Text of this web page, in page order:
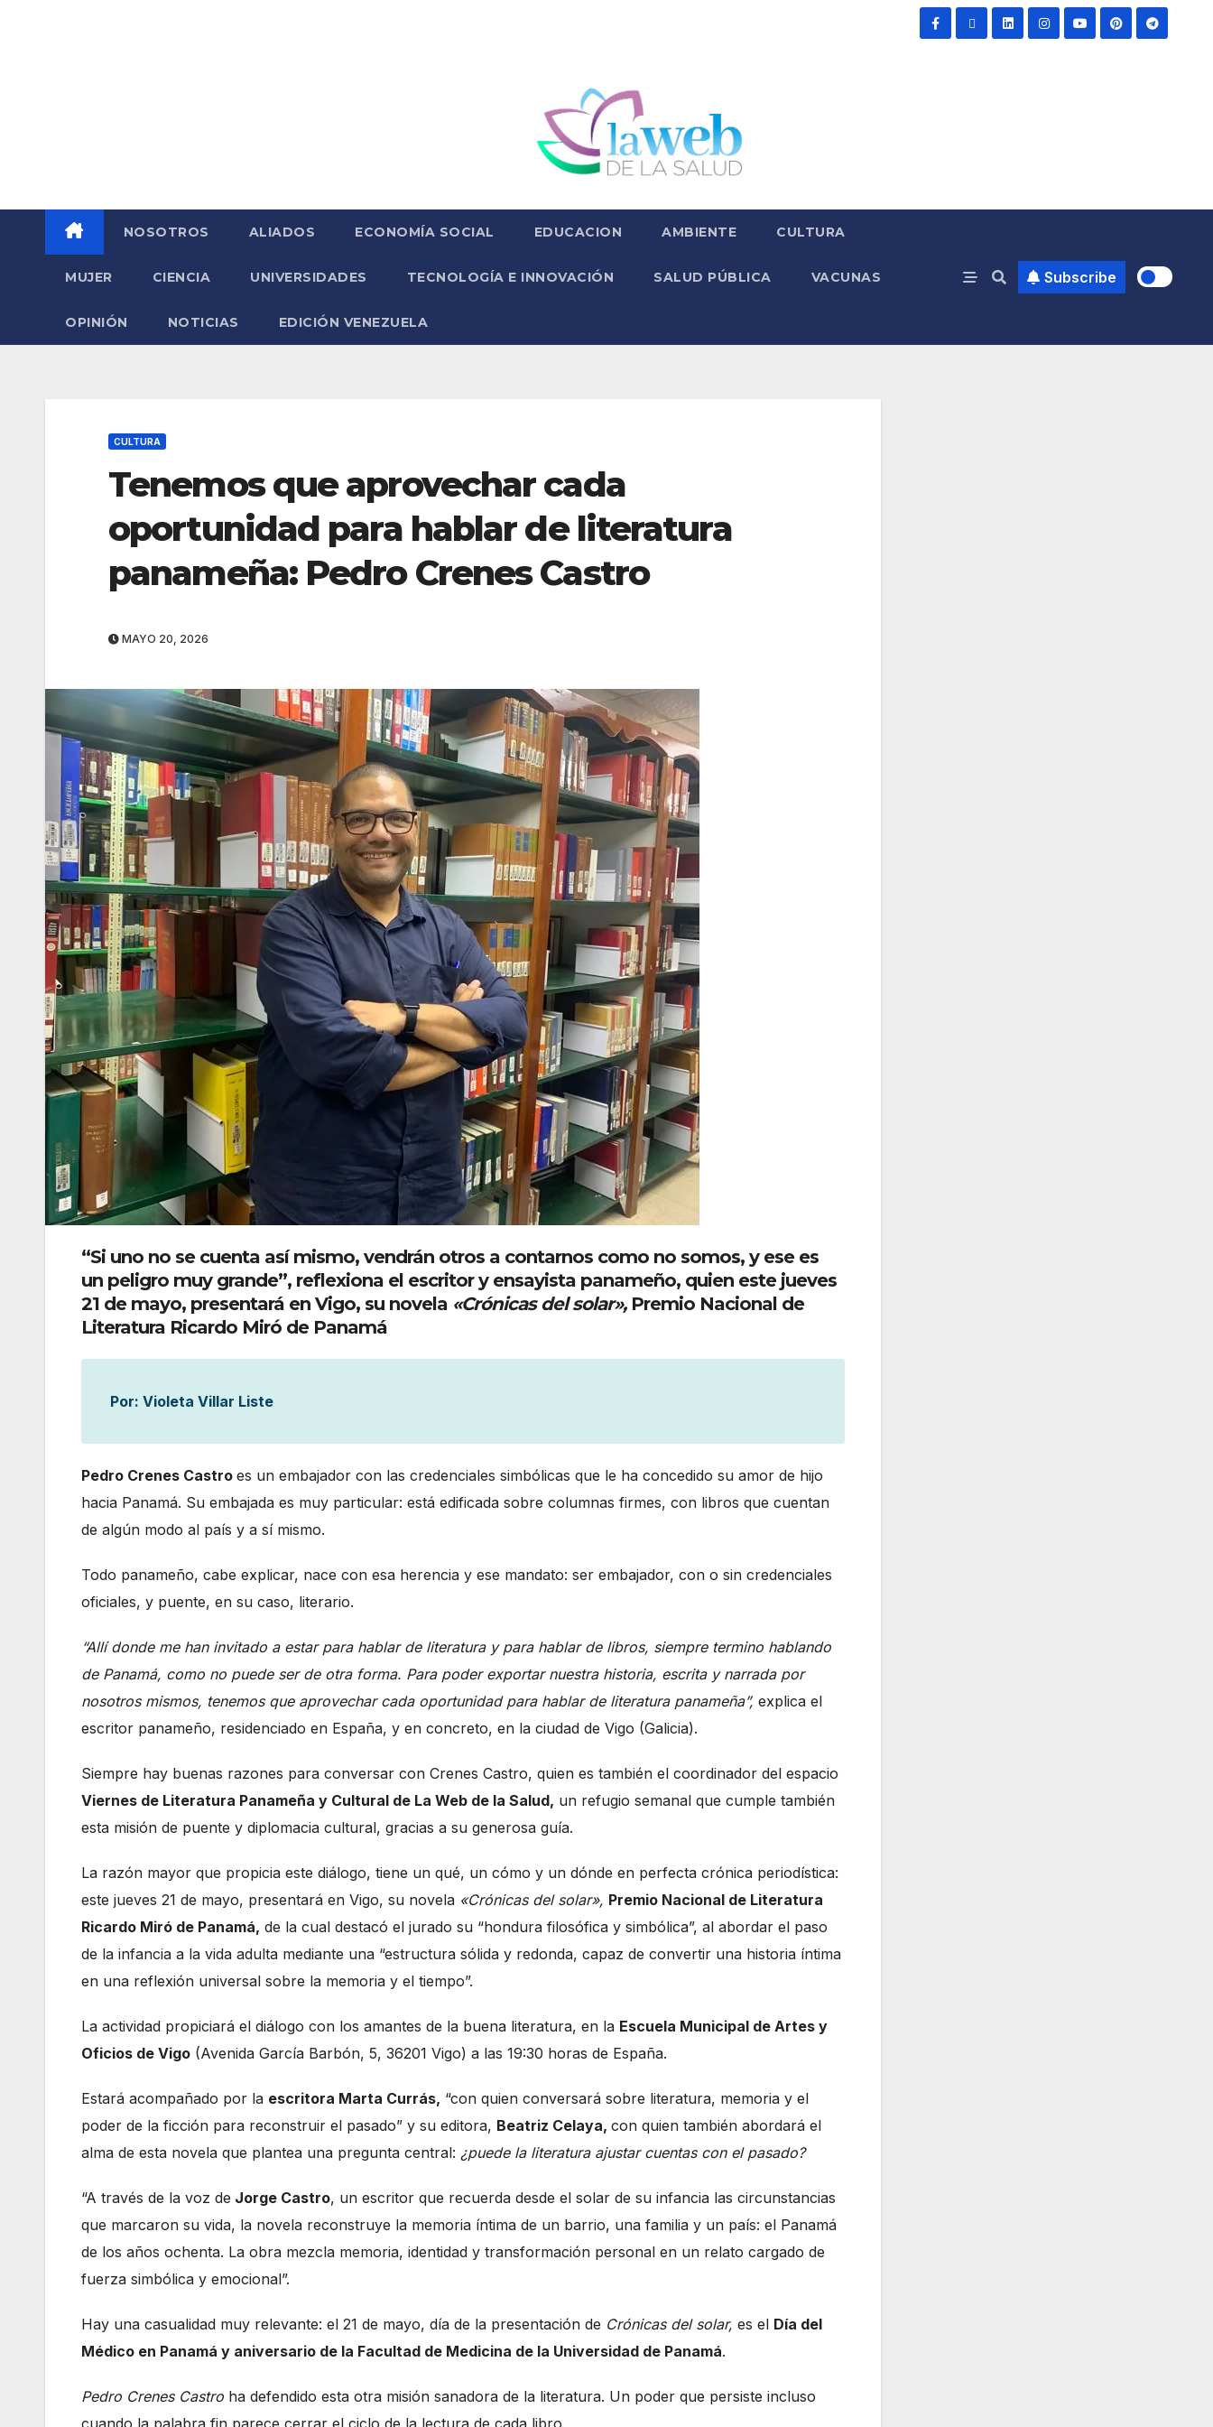
NOSOTROS ALIADOS ECONOMÍA SOCIAL EDUCACION AMBIENTE CULTURA
MUJER CIENCIA UNIVERSIDADES TECNOLOGÍA E INNOVACIÓN SALUD PÚBLICA VACUNAS
OPINIÓN NOTICIAS EDICIÓN VENEZUELA
Subscribe
CULTURA
Tenemos que aprovechar cada
oportunidad para hablar de literatura
panameña: Pedro Crenes Castro
MAYO 20, 2026
“Si uno no se cuenta así mismo, vendrán otros a contarnos como no somos, y ese es
un peligro muy grande”, reflexiona el escritor y ensayista panameño, quien este jueves
21 de mayo, presentará en Vigo, su novela «Crónicas del solar»,Premio Nacional de
Literatura Ricardo Miró de Panamá
Por: Violeta Villar Liste
Pedro Crenes Castro es un embajador con las credenciales simbólicas que le ha concedido su amor de hijo
hacia Panamá. Su embajada es muy particular: está edificada sobre columnas firmes, con libros que cuentan
de algún modo al país y a sí mismo.
Todo panameño, cabe explicar, nace con esa herencia y ese mandato: ser embajador, con o sin credenciales
oficiales, y puente, en su caso, literario.
“Allí donde me han invitado a estar para hablar de literatura y para hablar de libros, siempre termino hablando
de Panamá, como no puede ser de otra forma. Para poder exportar nuestra historia, escrita y narrada por
nosotros mismos, tenemos que aprovechar cada oportunidad para hablar de literatura panameña”, explica el
escritor panameño, residenciado en España, y en concreto, en la ciudad de Vigo (Galicia).
Siempre hay buenas razones para conversar con Crenes Castro, quien es también el coordinador del espacio
Viernes de Literatura Panameña y Cultural de La Web de la Salud, un refugio semanal que cumple también
esta misión de puente y diplomacia cultural, gracias a su generosa guía.
La razón mayor que propicia este diálogo, tiene un qué, un cómo y un dónde en perfecta crónica periodística:
este jueves 21 de mayo, presentará en Vigo, su novela «Crónicas del solar», Premio Nacional de Literatura
Ricardo Miró de Panamá, de la cual destacó el jurado su “hondura filosófica y simbólica”, al abordar el paso
de la infancia a la vida adulta mediante una “estructura sólida y redonda, capaz de convertir una historia íntima
en una reflexión universal sobre la memoria y el tiempo”.
La actividad propiciará el diálogo con los amantes de la buena literatura, en la Escuela Municipal de Artes y
Oficios de Vigo (Avenida García Barbón, 5, 36201 Vigo) a las 19:30 horas de España.
Estará acompañado por la escritora Marta Currás, “con quien conversará sobre literatura, memoria y el
poder de la ficción para reconstruir el pasado” y su editora, Beatriz Celaya, con quien también abordará el
alma de esta novela que plantea una pregunta central: ¿puede la literatura ajustar cuentas con el pasado?
“A través de la voz de Jorge Castro, un escritor que recuerda desde el solar de su infancia las circunstancias
que marcaron su vida, la novela reconstruye la memoria íntima de un barrio, una familia y un país: el Panamá
de los años ochenta. La obra mezcla memoria, identidad y transformación personal en un relato cargado de
fuerza simbólica y emocional”.
Hay una casualidad muy relevante: el 21 de mayo, día de la presentación de Crónicas del solar, es el Día del
Médico en Panamá y aniversario de la Facultad de Medicina de la Universidad de Panamá.
Pedro Crenes Castro ha defendido esta otra misión sanadora de la literatura. Un poder que persiste incluso